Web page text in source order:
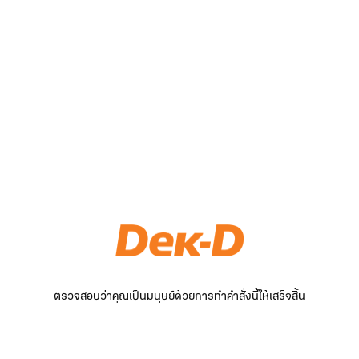
ตรวจสอบว่าคุณเป็นมนุษย์ด้วยการทำคำสั่งนี้ให้เสร็จสิ้น